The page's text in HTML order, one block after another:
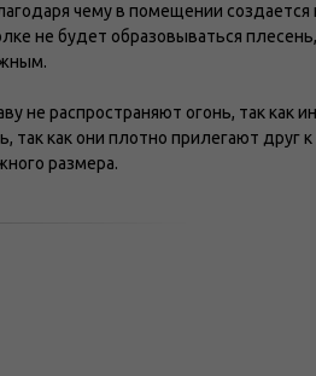
чему в помещении
не будет образовываться
не распространяют огонь, так как
так как они плотно прилегают друг к
размера.